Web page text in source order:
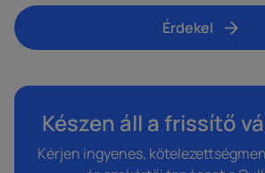
Érdekel
Készen áll a frissítő
Kérjen ingyenes,